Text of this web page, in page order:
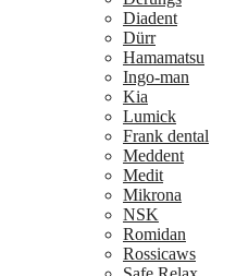
Diadent
Dürr
Hamamatsu
Ingo-man
Kia
Lumick
Frank dental
Meddent
Medit
Mikrona
NSK
Romidan
Rossicaws